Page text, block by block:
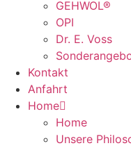
GEHWOL®
OPI
Dr. E. Voss
Kontakt
Anfahrt
Home
Home
Unsere